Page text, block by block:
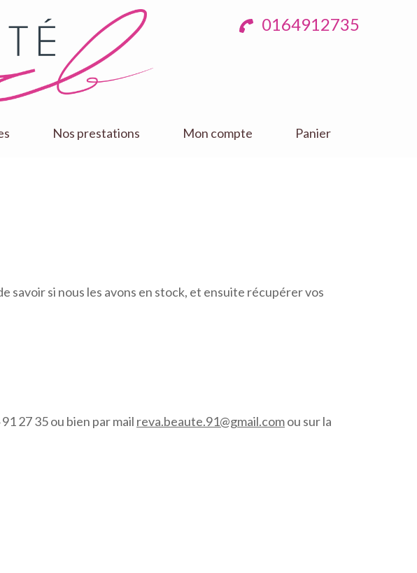
0164912735
Nos prestations Mon compte Panier
savoir si nous les avons en stock, et ensuite récupérer vos
27 35 ou bien par mail reva.beaute.91@gmail.comou sur la